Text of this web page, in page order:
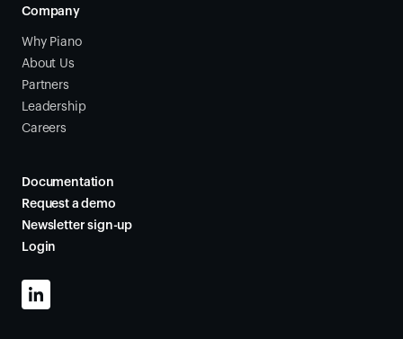
Company
Why Piano
About Us
Partners
Leadership
Careers
Documentation
Request a demo
Newsletter sign-up
Login